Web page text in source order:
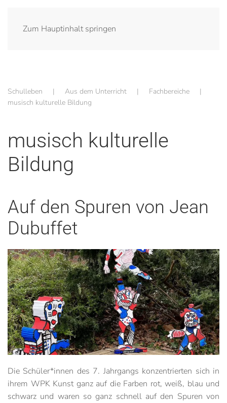
Zum Hauptinhalt springen
Schulleben Aus dem Unterricht
Fachbereiche
musisch kulturelle Bildung
musisch kulturelle
Bildung
Auf den Spuren von Jean
Dubuffet
Die Schüler*innen des 7. Jahrgangs konzentrierten sich in
ihrem WPK Kunst ganz auf die Farben rot, weiß, blau und
schwarz und waren so ganz schnell auf den Spuren von